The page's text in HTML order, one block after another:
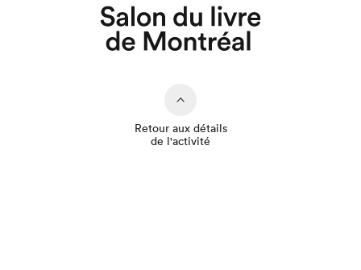
Retour aux détails
de l'activité